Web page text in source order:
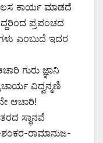
ಕಾರ್ಯ ಮಾಡದೆ
ಪ್ರಪಂಚದ
ಎಂಬುದೆ ಇದರ
ಗುರು ಜ್ಞಾನಿ
ವಿದ್ವನ್ಮಣಿ
ಆಚಾರಿ!
ಸ್ಥಾನವೆ
ರಾಮಾನುಜ-